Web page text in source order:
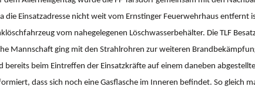
die Einsatzadresse nicht weit vom Ernstinger Feuerwehrhaus
vom nahegelegenen Löschwasserbehälter. Die TLF
Mannschaft ging mit den Strahlrohren zur weiteren
bereits beim Eintreffen der Einsatzkräfte auf einem daneben
dass sich noch eine Gasflasche im Inneren befindet. So gleich